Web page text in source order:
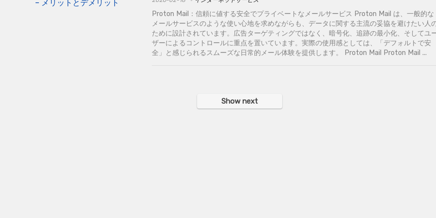
Proton Mail：信頼に値する安全でプライベートなメールサービス Proton Mail は、一般的な
メールサービスのような使い心地を求めながらも、データに関する主流の妥協を避けたい人
ために設計されています。広告ターゲティングではなく、暗号化、追跡の最小化、そしてユ
ザーによるコントロールに重点を置いています。実際の使用感としては、「デフォルトで安
全」と感じられるスムーズな日常的メール体験を提供します。 Proton Mail Proton Mail ...
Show next